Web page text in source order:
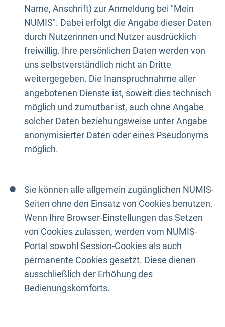
Name, Anschrift) zur Anmeldung bei "Mein
NUMIS". Dabei erfolgt die Angabe dieser Daten
durch Nutzerinnen und Nutzer ausdrücklich
freiwillig. Ihre persönlichen Daten werden von
uns selbstverständlich nicht an Dritte
weitergegeben. Die Inanspruchnahme aller
angebotenen Dienste ist, soweit dies technisch
möglich und zumutbar ist, auch ohne Angabe
solcher Daten beziehungsweise unter Angabe
anonymisierter Daten oder eines Pseudonyms
möglich.
Sie können alle allgemein zugänglichen NUMIS-
Seiten ohne den Einsatz von Cookies benutzen.
Wenn Ihre Browser-Einstellungen das Setzen
von Cookies zulassen, werden vom NUMIS-
Portal sowohl Session-Cookies als auch
permanente Cookies gesetzt. Diese dienen
ausschließlich der Erhöhung des
Bedienungskomforts.